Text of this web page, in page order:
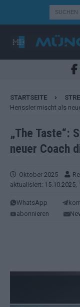
STARTSEITE
Henssler mischt als
„The Taste“:
neuer Coach
Oktober 2025
aktualisiert: 15.10.2025,
WhatsApp
abonnieren